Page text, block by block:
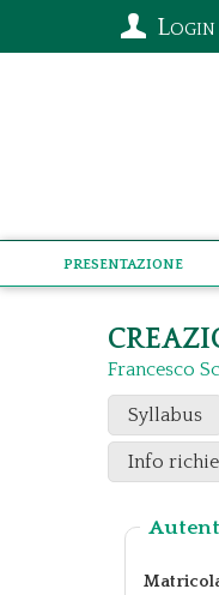
Login
Presentazione
Francesco
Syllabus
Info